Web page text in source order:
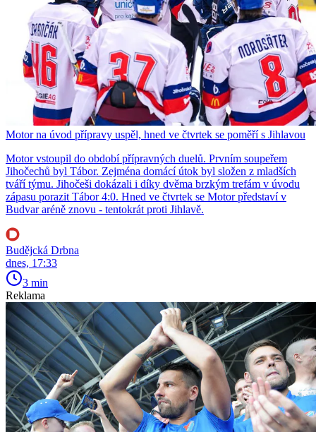
Motor na úvod přípravy uspěl, hned ve čtvrtek se poměří s Jihlavou
Motor vstoupil do období přípravných duelů. Prvním soupeřem
Jihočechů byl Tábor. Zejména domácí útok byl složen z mladších
tváří týmu. Jihočeši dokázali i díky dvěma brzkým trefám v úvodu
zápasu porazit Tábor 4:0. Hned ve čtvrtek se Motor představí v
Budvar aréně znovu - tentokrát proti Jihlavě.
Budějcká Drbna
dnes, 17:33
3 min
Reklama